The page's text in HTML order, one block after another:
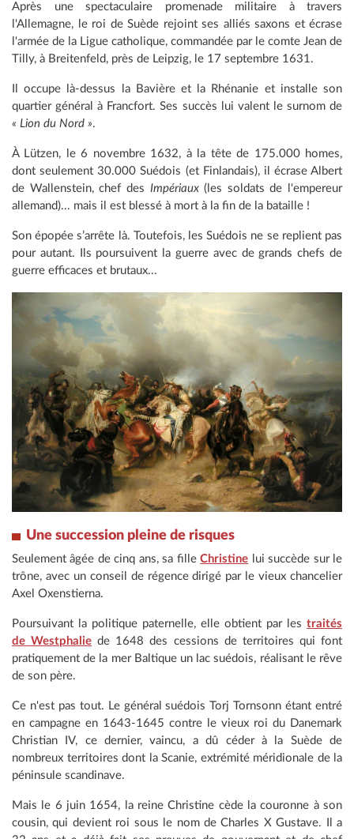
Après une spectaculaire promenade militaire à travers
l'Allemagne, le roi de Suède rejoint ses alliés saxons et écrase
l'armée de la Ligue catholique, commandée par le comte Jean de
Tilly, à Breitenfeld, près de Leipzig, le 17 septembre 1631.
Il occupe là-dessus la Bavière et la Rhénanie et installe son
quartier général à Francfort. Ses succès lui valent le surnom de
« Lion du Nord ».
À Lützen, le 6 novembre 1632, à la tête de 175.000 homes,
dont seulement 30.000 Suédois (et Finlandais), il écrase Albert
de Wallenstein, chef des Impériaux(les soldats de l'empereur
allemand)... mais il est blessé à mort à la fin de la bataille !
Son épopée s’arrête là. Toutefois, les Suédois ne se replient pas
pour autant. Ils poursuivent la guerre avec de grands chefs de
guerre efficaces et brutaux...
Une succession pleine de risques
Seulement âgée de cinq ans, sa filleChristine lui succède sur le
trône, avec un conseil de régence dirigé par le vieux chancelier
Axel Oxenstierna.
Poursuivant la politique paternelle, elle obtient par les traités
de Westphalie de 1648 des cessions de territoires qui font
pratiquement de la mer Baltique un lac suédois, réalisant le rêve
de son père.
Ce n'est pas tout. Le général suédois Torj Tornsonn étant entré
en campagne en 1643-1645 contre le vieux roi du Danemark
Christian IV, ce dernier, vaincu, a dû céder à la Suède de
nombreux territoires dont la Scanie, extrémité méridionale de la
péninsule scandinave.
Mais le 6 juin 1654, la reine Christine cède la couronne à son
cousin, qui devient roi sous le nom de Charles X Gustave. Il a